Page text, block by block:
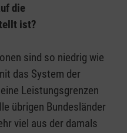
die
ist?
sind so niedrig wie
das System der
Leistungsgrenzen
übrigen Bundesländer
viel aus der damals